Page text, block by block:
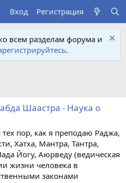
Вход Регистрация
всем разделам форума и
.
Шаастра - Наука о
пор, как я преподаю Раджа,
Хатха, Мантра, Тантра,
Йогу, Аюрведу (ведическая
жизни человека в
законами